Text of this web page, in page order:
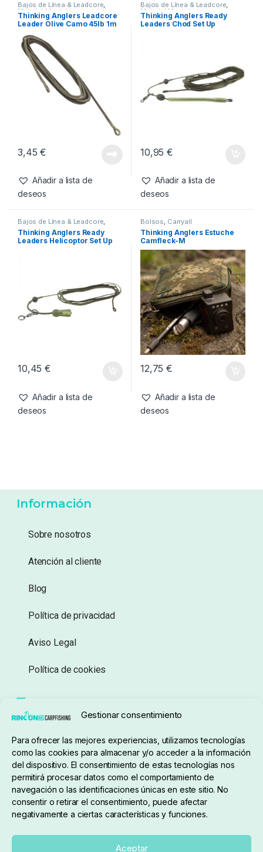
Gestionar consentimiento
Para ofrecer las mejores experiencias, utilizamos tecnologías
como las cookies para almacenar y/o acceder a la información
del dispositivo. El consentimiento de estas tecnologías nos
permitirá procesar datos como el comportamiento de
navegación o las identificaciones únicas en este sitio. No
consentir o retirar el consentimiento, puede afectar
negativamente a ciertas características y funciones.
Aceptar
Bajos de Línea & Leadcore,
Material Montajes
Thinking Anglers Leadcore
Leader Olive Camo 45lb 1m
3,45€
Añadir a lista de
deseos
Bajos de Línea & Leadcore,
Material Montajes
Thinking Anglers Ready
Leaders Chod Set Up
10,95€
Añadir a lista de
deseos
Bajos de Línea & Leadcore,
Material Montajes
Thinking Anglers Ready
Leaders Helicoptor Set Up
10,45€
Añadir a lista de
deseos
Bolsos, Carryall
Thinking Anglers Estuche
Camfleck-M
12,75€
Añadir a lista de
deseos
Información
Sobre nosotros
Atención al cliente
Blog
Política de privacidad
Aviso Legal
Política de cookies
Sobre nosotros